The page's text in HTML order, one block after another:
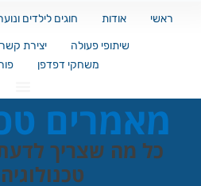
ראשי אודות חוגים לילדים ונוער
שיתופי פעולה
יצירת קשר
משחקי דפדפן
מאמרים
כל מה שצריך לדעת
טכנולוגיה ו-AI